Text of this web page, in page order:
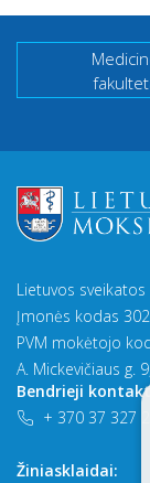
Lietuvos
Įmonės kodas
PVM mokėtojo
A. Mickevičiaus g.
Bendrieji
+ 370 37 327
Žiniasklaidai: